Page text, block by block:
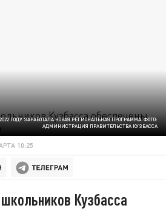
ГОДУ ЗАРАБОТАЛА НОВАЯ РЕГИОНАЛЬНАЯ ПРОГРАММА. ФОТО:
АДМИНИСТРАЦИЯ ПРАВИТЕЛЬСТВА КУЗБАССА
10:25
Кузбасса